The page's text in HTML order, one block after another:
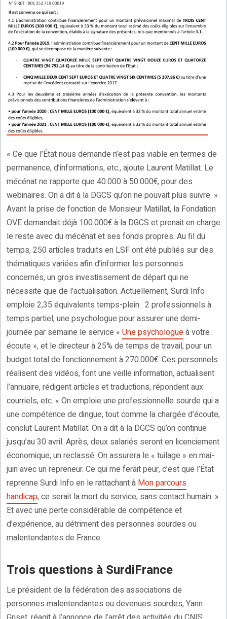
« Ce que l’État nous demande n’est pas viable en termes de
permanence, d’informations, etc., ajoute Laurent Matillat. Le
mécénat ne rapporte que 40.000 à 50.000€, pour des
webinaires. On a dit à la DGCS qu’on ne pouvait plus suivre. »
Avant la prise de fonction de Monsieur Matillat, la Fondation
OVE demandait déjà 100.000€ à la DGCS et prenait en charge
le reste avec du mécénat et ses fonds propres. Au fil du
temps, 250 articles traduits en LSF ont été publiés sur des
thématiques variées afin d’informer les personnes
concernés, un gros investissement de départ qui ne
nécessite que de l’actualisation. Actuellement, Surdi Info
emploie 2,35 équivalents temps-plein : 2 professionnels à
temps partiel, une psychologue pour assurer une demi-
journée par semaine le service « Une psychologueà votre
écoute », et le directeur à 25% de temps de travail, pour un
budget total de fonctionnement à 270.000€. Ces personnels
réalisent des vidéos, font une veille information, actualisent
l’annuaire, rédigent articles et traductions, répondent aux
courriels, etc. « On emploie une professionnelle sourde qui a
une compétence de dingue, tout comme la chargée d’écoute,
conclut Laurent Matillat. On a dit à la DGCS qu’on continue
jusqu’au 30 avril. Après, deux salariés seront en licenciement
économique, un reclassé. On assurera le « tuilage » en mai-
juin avec un repreneur. Ce qui me ferait peur, c’est que l’État
reprenne Surdi Info en le rattachant à Mon parcours
handicap, ce serait la mort du service, sans contact humain. »
Et avec une perte considérable de compétence et
d’expérience, au détriment des personnes sourdes ou
malentendantes de France.
Trois questions à SurdiFrance
Le président de la fédération des associations de
personnes malentendantes ou devenues sourdes, Yann